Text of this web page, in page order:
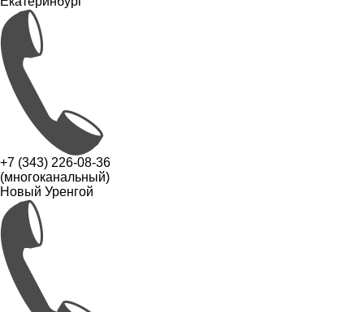
+7 (343) 226-08-36
(многоканальный)
Новый Уренгой